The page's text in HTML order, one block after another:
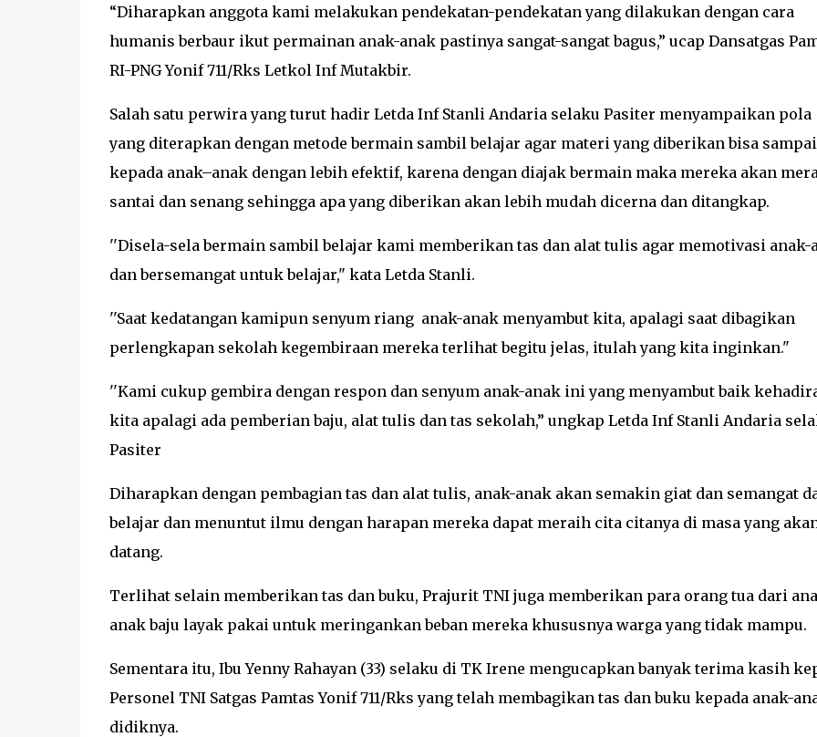
“Diharapkan anggota kami melakukan pendekatan-pendekatan yang dilakukan dengan cara
humanis berbaur ikut permainan anak-anak pastinya sangat-sangat bagus,” ucap Dansatgas
RI-PNG Yonif 711/Rks Letkol Inf Mutakbir.
Salah satu perwira yang turut hadir Letda Inf Stanli Andaria selaku Pasiter menyampaikan pola
yang diterapkan dengan metode bermain sambil belajar agar materi yang diberikan bisa sampai
kepada anak–anak dengan lebih efektif, karena dengan diajak bermain maka mereka akan
santai dan senang sehingga apa yang diberikan akan lebih mudah dicerna dan ditangkap.
''Disela-sela bermain sambil belajar kami memberikan tas dan alat tulis agar memotivasi anak-
dan bersemangat untuk belajar," kata Letda Stanli.
''Saat kedatangan kamipun senyum riang anak-anak menyambut kita, apalagi saat dibagikan
perlengkapan sekolah kegembiraan mereka terlihat begitu jelas, itulah yang kita inginkan."
''Kami cukup gembira dengan respon dan senyum anak-anak ini yang menyambut baik
kita apalagi ada pemberian baju, alat tulis dan tas sekolah,” ungkap Letda Inf Stanli Andaria
Pasiter
Diharapkan dengan pembagian tas dan alat tulis, anak-anak akan semakin giat dan semangat
belajar dan menuntut ilmu dengan harapan mereka dapat meraih cita citanya di masa yang
datang.
Terlihat selain memberikan tas dan buku, Prajurit TNI juga memberikan para orang tua dari
anak baju layak pakai untuk meringankan beban mereka khususnya warga yang tidak mampu.
Sementara itu, Ibu Yenny Rahayan (33) selaku di TK Irene mengucapkan banyak terima kasih
Personel TNI Satgas Pamtas Yonif 711/Rks yang telah membagikan tas dan buku kepada anak-
didiknya.